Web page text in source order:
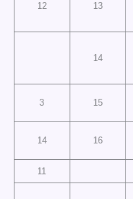
12 13
14
3 15
14 16
11